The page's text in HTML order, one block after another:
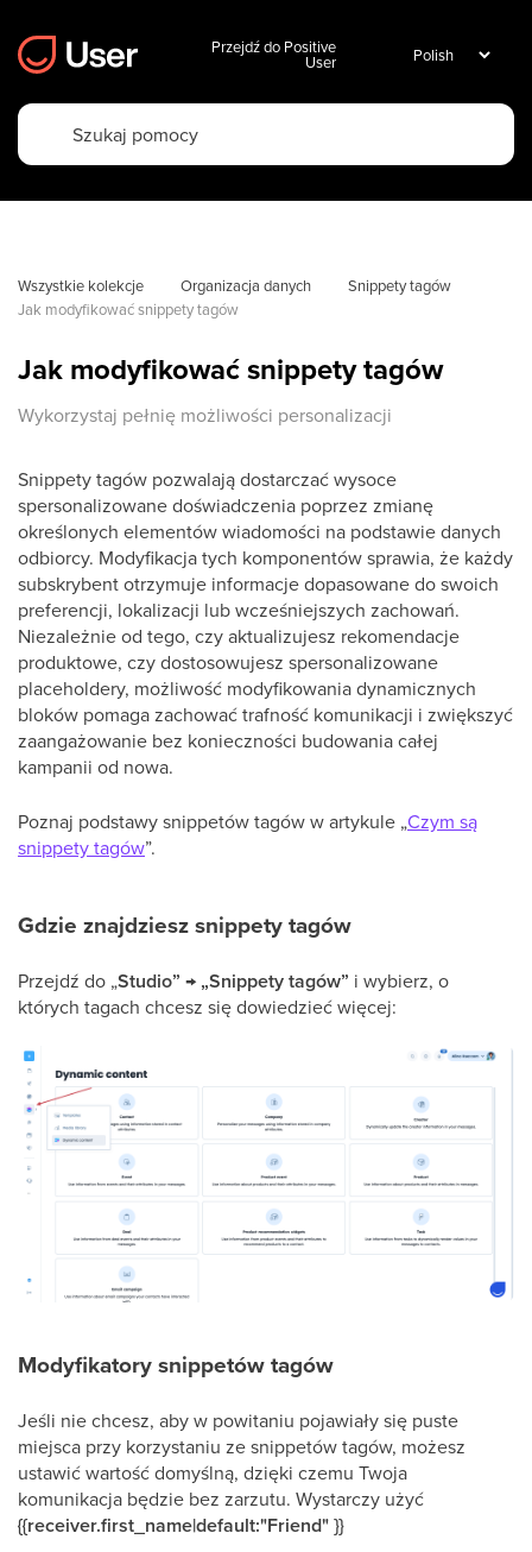
Przejdź do Positive
User
Wszystkie kolekcje Organizacja danych
Snippety tagów
Jak modyfikować snippety tagów
Jak modyfikować snippety tagów
Wykorzystaj pełnię możliwości personalizacji
Snippety tagów pozwalają dostarczać wysoce
spersonalizowane doświadczenia poprzez zmianę
określonych elementów wiadomości na podstawie danych
odbiorcy. Modyfikacja tych komponentów sprawia, że każdy
subskrybent otrzymuje informacje dopasowane do swoich
preferencji, lokalizacji lub wcześniejszych zachowań.
Niezależnie od tego, czy aktualizujesz rekomendacje
produktowe, czy dostosowujesz spersonalizowane
placeholdery, możliwość modyfikowania dynamicznych
bloków pomaga zachować trafność komunikacji i zwiększyć
zaangażowanie bez konieczności budowania całej
kampanii od nowa.
Poznaj podstawy snippetów tagów w artykule „Czym są
snippety tagów”.
Gdzie znajdziesz snippety tagów
Przejdź do „Studio” → „Snippety tagów” i wybierz, o
których tagach chcesz się dowiedzieć więcej:
Modyfikatory snippetów tagów
Jeśli nie chcesz, aby w powitaniu pojawiały się puste
miejsca przy korzystaniu ze snippetów tagów, możesz
ustawić wartość domyślną, dzięki czemu Twoja
komunikacja będzie bez zarzutu. Wystarczy użyć
{{receiver.first_name|default:"Friend" }}